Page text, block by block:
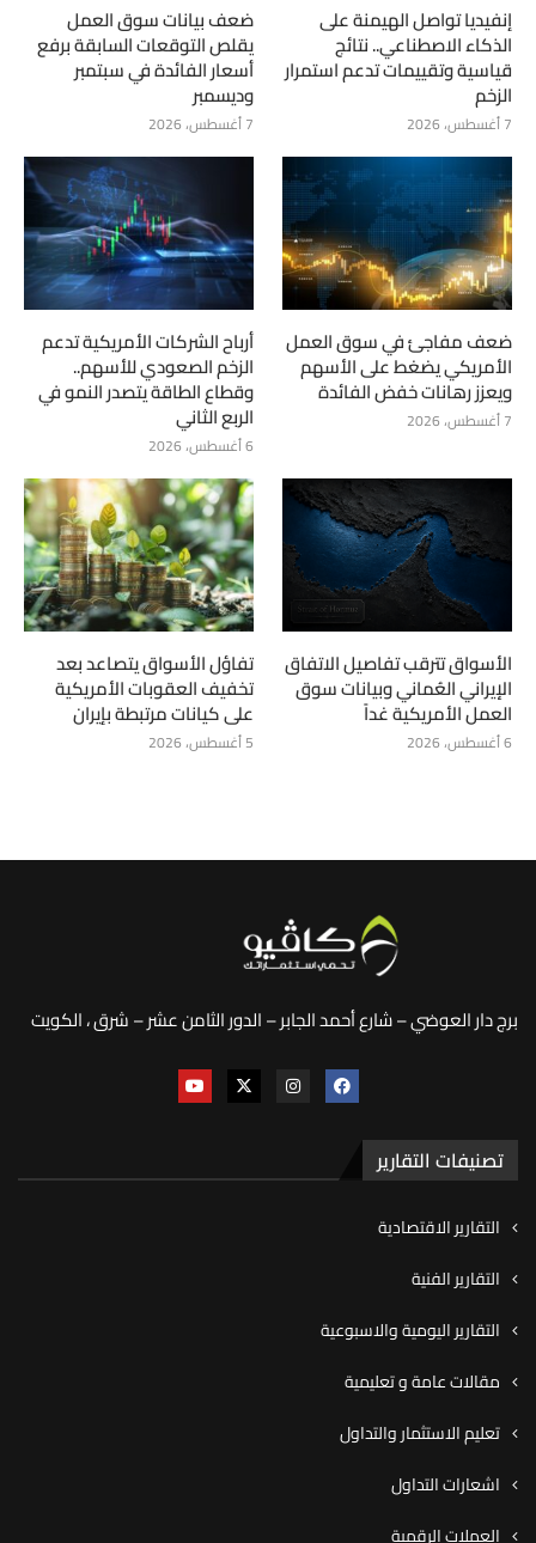
إنفيديا تواصل الهيمنة على
الذكاء الاصطناعي.. نتائج
قياسية وتقييمات تدعم استمرار
الزخم
7 أغسطس، 2026
ضعف بيانات سوق العمل
يقلص التوقعات السابقة برفع
أسعار الفائدة في سبتمبر
وديسمبر
7 أغسطس، 2026
ضعف مفاجئ في سوق العمل
الأمريكي يضغط على الأسهم
ويعزز رهانات خفض الفائدة
7 أغسطس، 2026
أرباح الشركات الأمريكية تدعم
الزخم الصعودي للأسهم..
وقطاع الطاقة يتصدر النمو في
الربع الثاني
6 أغسطس، 2026
الأسواق تترقب تفاصيل الاتفاق
الإيراني العُماني وبيانات سوق
العمل الأمريكية غداً
6 أغسطس، 2026
تفاؤل الأسواق يتصاعد بعد
تخفيف العقوبات الأمريكية
على كيانات مرتبطة بإيران
5 أغسطس، 2026
برج دار العوضي – شارع أحمد الجابر – الدور الثامن عشر – شرق ، الكويت
تصنيفات التقارير
التقارير الاقتصادية
التقارير الفنية
التقارير اليومية والاسبوعية
مقالات عامة و تعليمية
تعليم الاستثمار والتداول
اشعارات التداول
العملات الرقمية